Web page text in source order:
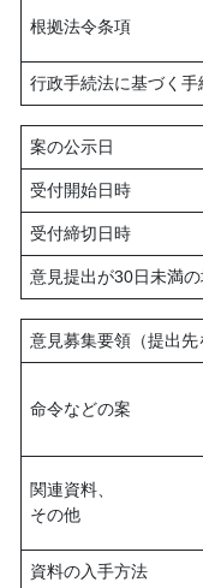
根拠法令条項
行政手続法に基づく手
案の公示日
受付開始日時
受付締切日時
意見提出が30日未満
意見募集要領（提出先
命令などの案
関連資料、
その他
資料の入手方法